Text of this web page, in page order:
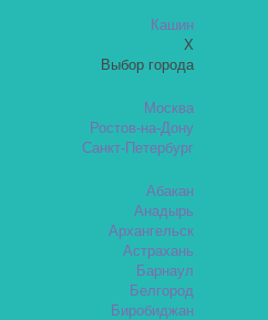
Кашин
X
Выбор города
Москва
Ростов-на-Дону
Санкт-Петербург
Абакан
Анадырь
Архангельск
Астрахань
Барнаул
Белгород
Биробиджан